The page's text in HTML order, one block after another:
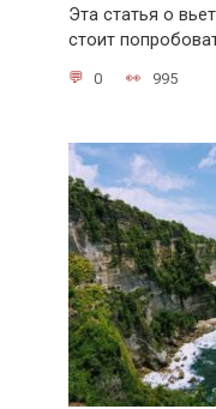
Эта статья о
стоит
0 995